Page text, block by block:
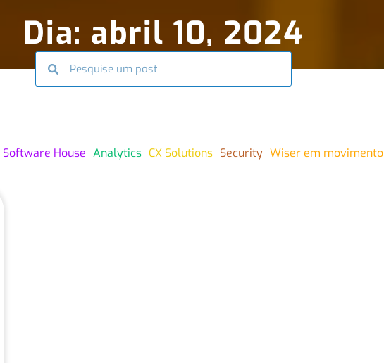
Dia: abril 10, 2024
Software House Analytics CX Solutions Security Wiser em movimento